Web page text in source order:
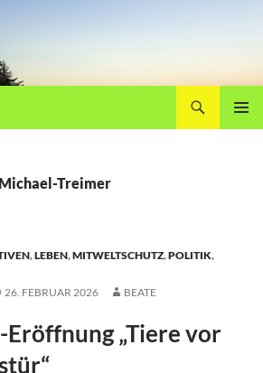
Treimer
,LEBEN,MITWELTSCHUTZ,POLITIK,
26. FEBRUAR 2026 BEATE
„Tiere vor